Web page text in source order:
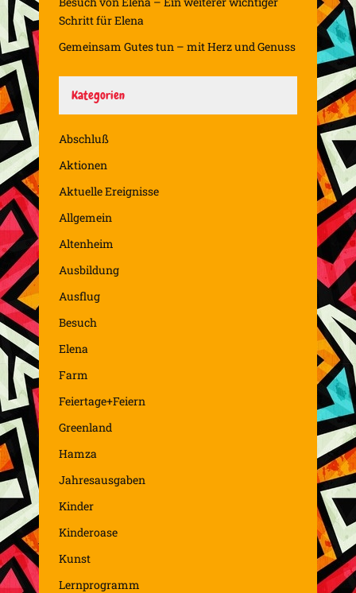
Schritt für Elena
Gemeinsam Gutes tun – mit Herz und Genuss
Kategorien
Abschluß
Aktionen
Aktuelle Ereignisse
Allgemein
Altenheim
Ausbildung
Ausflug
Besuch
Elena
Farm
Feiertage+Feiern
Greenland
Hamza
Jahresausgaben
Kinder
Kinderoase
Kunst
Lernprogramm